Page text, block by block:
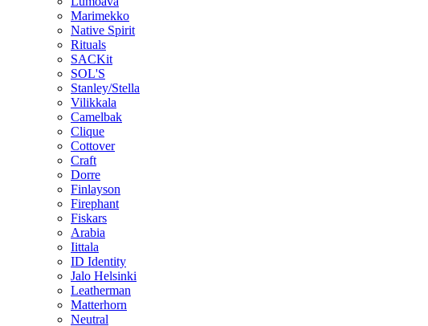
Marimekko
Native Spirit
Rituals
SACKit
SOL'S
Stanley/Stella
Vilikkala
Camelbak
Clique
Cottover
Craft
Dorre
Finlayson
Firephant
Fiskars
Arabia
Iittala
ID Identity
Jalo Helsinki
Leatherman
Matterhorn
Neutral